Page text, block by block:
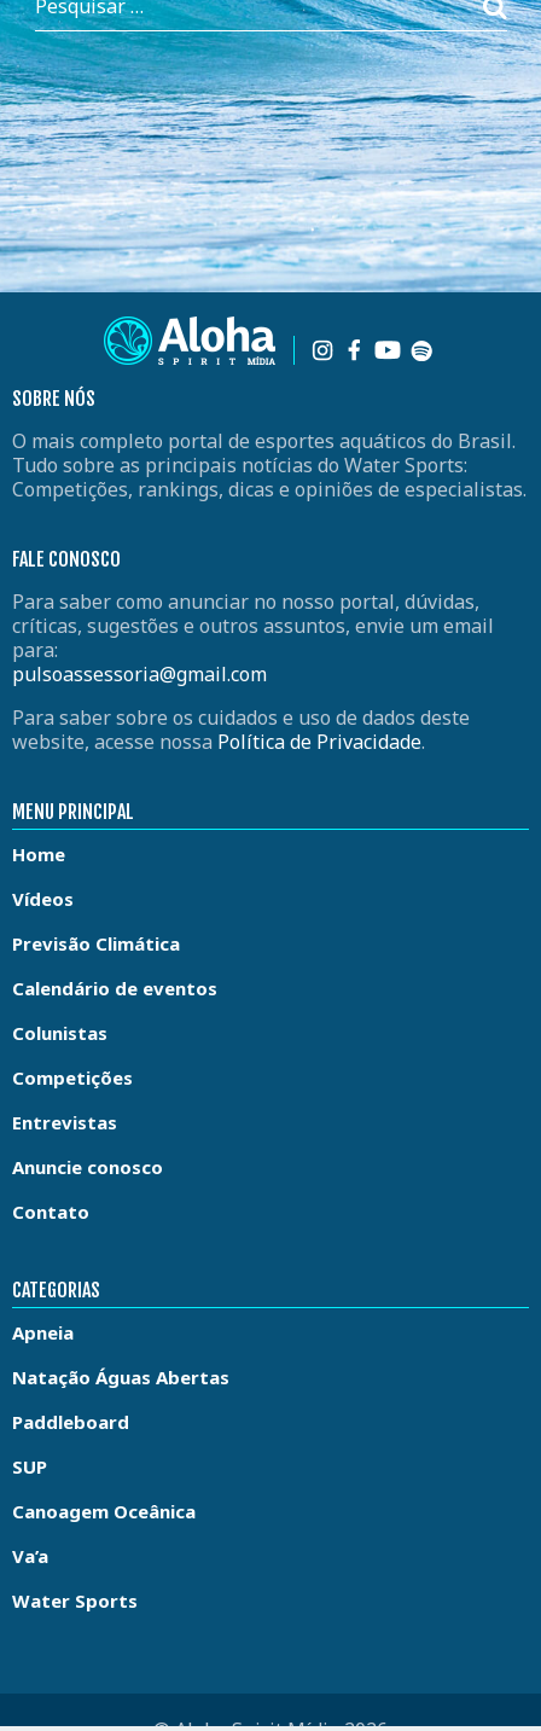
SOBRE NÓS
O mais completo portal de esportes aquáticos do Brasil.
Tudo sobre as principais notícias do Water Sports:
Competições, rankings, dicas e opiniões de especialistas.
FALE CONOSCO
Para saber como anunciar no nosso portal, dúvidas,
críticas, sugestões e outros assuntos, envie um email
para:
pulsoassessoria@gmail.com
Para saber sobre os cuidados e uso de dados deste
website, acesse nossa Política de Privacidade.
MENU PRINCIPAL
Home
Vídeos
Previsão Climática
Calendário de eventos
Colunistas
Competições
Entrevistas
Anuncie conosco
Contato
CATEGORIAS
Apneia
Natação Águas Abertas
Paddleboard
SUP
Canoagem Oceânica
Va’a
Water Sports